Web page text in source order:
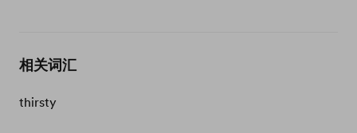
相关词汇
thirsty